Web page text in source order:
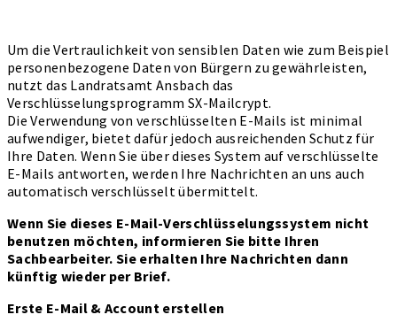
Um die Vertraulichkeit von sensiblen Daten wie zum Beispiel
personenbezogene Daten von Bürgern zu gewährleisten,
nutzt das Landratsamt Ansbach das
Verschlüsselungsprogramm SX-Mailcrypt.
Die Verwendung von verschlüsselten E-Mails ist minimal
aufwendiger, bietet dafür jedoch ausreichenden Schutz für
Ihre Daten. Wenn Sie über dieses System auf verschlüsselte
E-Mails antworten, werden Ihre Nachrichten an uns auch
automatisch verschlüsselt übermittelt.
Wenn Sie dieses E-Mail-Verschlüsselungssystem nicht
benutzen möchten, informieren Sie bitte Ihren
Sachbearbeiter. Sie erhalten Ihre Nachrichten dann
künftig wieder per Brief.
Erste E-Mail & Account erstellen